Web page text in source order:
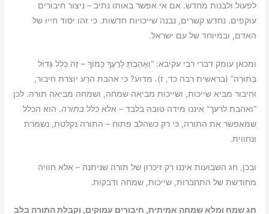
לפעול ולבנות מחדש. אם אי אפשר באותו נתיב – ניצור חיבורים
עוקפים. נחדש קשרים, נבנה שייכויות חדשות. כי זהו יסוד חייו של
האדם, ובמיוחד של עם ישראל.
ומכאן עומק דברי רבי עקיבא: “וְאָהַבְתָּ לְרֵעֲךָ כָּמוֹךָ – זֶה כְּלַל גָּדוֹל
בַּתּוֹרָה” (בראשית רבה כד, ז). מדוע? כי אהבת הרֵע יוצרת חיבור,
וחיבור מביא שייכות, ושייכות מביאה שמחה, ושמחה מביאה תורה. לכן
“ואהבת לרעך” איננו מידה טובה בלבד – אלא כללבתורה. הוא הכלל
שמאפשר את התורה, כי רק כשהלב פתוח – התורה נקלטת, נשמרת
ונחווית.
ובכן, חג השבועות איננו רק זיכרון של תורה שניתנה – אלא חוויה
מחודשת של התחברות, שייכות, שמחה ודבקות.
חג שמח ומלא שמחה אמיתית, חיבורים עמוקים, וקבלת התורה בלב